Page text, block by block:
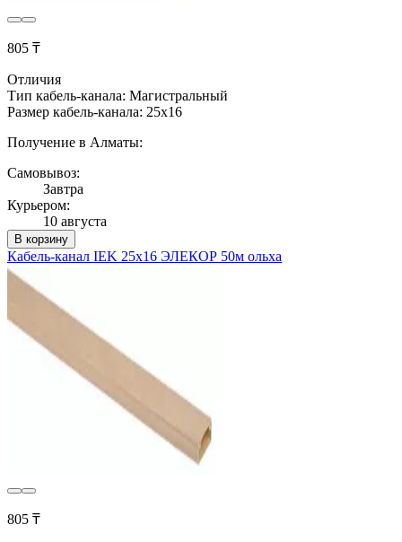
805 ₸
Отличия
Тип кабель-канала: Магистральный
Размер кабель-канала: 25x16
Получение в Алматы:
Самовывоз:
Завтра
Курьером:
10 августа
В корзину
Кабель-канал IEK 25х16 ЭЛЕКОР 50м ольха
805 ₸